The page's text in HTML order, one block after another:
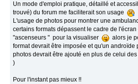
Un mode d'emploi pratique, détaillé et
trouvé) du forum me faciliterait son usage
L'usage de photos pour montrer une
certains formats dépassent le cadre de
"ascenseurs " pour la visualiser
alors je
format devrait être imposée et qu'un androïde
photos devrait être ajouté en plus de celui
)
Pour l'instant pas mieux !!